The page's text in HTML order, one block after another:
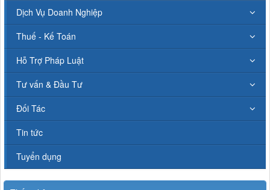
Dịch Vụ Doanh Nghiệp
Thuế - Kế Toán
Hỗ Trợ Pháp Luật
Tư vấn & Đầu Tư
Đối Tác
Tin tức
Tuyển dụng